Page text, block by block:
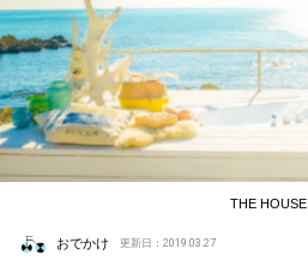
THE HOUSE
おでかけ 更新日：2019.03.27